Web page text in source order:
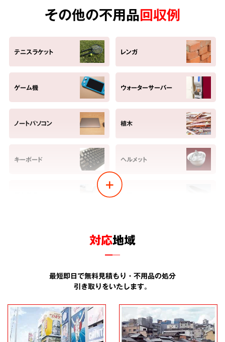
その他の不用品回収例
テニスラケット レンガ
ゲーム機 ウォーターサーバー
ノートパソコン 植木
キーボード ヘルメット
包丁
コーヒーメーカー アルバム
畳 食器棚
対応地域
最短即日で無料見積もり・不用品の処分
引き取りをいたします。